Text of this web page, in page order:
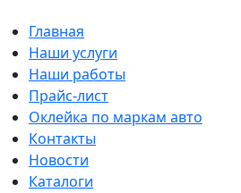
Главная
Наши услуги
Наши работы
Прайс-лист
Оклейка по маркам авто
Контакты
Новости
Каталоги